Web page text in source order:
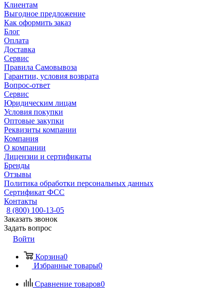
Клиентам
Выгодное предложение
Как оформить заказ
Блог
Оплата
Доставка
Сервис
Правила Самовывоза
Гарантии, условия возврата
Вопрос-ответ
Сервис
Юридическим лицам
Условия покупки
Оптовые закупки
Реквизиты компании
Компания
О компании
Лицензии и сертификаты
Бренды
Отзывы
Политика обработки персональных данных
Сертификат ФСС
Контакты
8 (800) 100-13-05
Заказать звонок
Задать вопрос
Войти
Корзина0
Избранные товары0
Сравнение товаров0